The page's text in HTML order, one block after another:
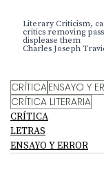
Literary Criticism,
critics removing
displease them
Charles Joseph
CRÍTICAENSAYO Y
CRÍTICA LITERARIA
CRÍTICA
LETRAS
ENSAYO Y ERROR